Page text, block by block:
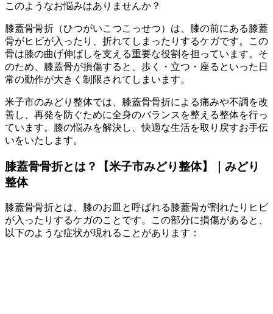
このようなお悩みはありませんか？
膝蓋骨骨折（ひつがいこつこっせつ）は、膝の前にある膝蓋
骨がヒビが入ったり、折れてしまったりするケガです。この
骨は膝の曲げ伸ばしを支える重要な役割を担っています。そ
のため、膝蓋骨が損傷すると、歩く・立つ・座るといった日
常の動作が大きく制限されてしまいます。
米子市のみどり整体では、膝蓋骨骨折による痛みや不調を改
善し、再発を防ぐために全身のバランスを整える整体を行っ
ています。膝の悩みを解決し、快適な生活を取り戻すお手伝
いをいたします。
膝蓋骨骨折とは？【米子市みどり整体】｜みどり
整体
膝蓋骨骨折とは、膝のお皿と呼ばれる膝蓋骨が割れたりヒビ
が入ったりするケガのことです。この部分に損傷があると、
以下のような症状が現れることがあります：